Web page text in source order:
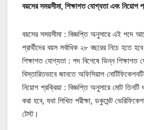
বয়সের সময়সীমা, শিক্ষাগত যোগ্যতা এবং নিয়োগ
বয়সের সময়সীমা : বিজ্ঞপ্তি অনুসারে এই পদে
প্রার্থীদের বয়স সর্বাধিক ২৮ বছরের নিচে হতে
শিক্ষাগত যোগ্যতা : পদ বিশেষে ভিন্ন
বিস্তারিতভাবে জানতে অফিসিয়াল
নিয়োগ প্রক্রিয়া : বিজ্ঞপ্তি অনুসারে মোট তিনটি
করা হবে, যথা লিখিত পরীক্ষা, ডকুমেন্ট
টেস্ট।